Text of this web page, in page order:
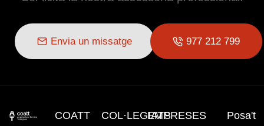
Envia un missatge 977 212 799
COATT COL·LEGIATSEMPRESES
Posa't